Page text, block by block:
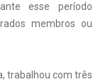
esse período
membros ou
trabalhou com três